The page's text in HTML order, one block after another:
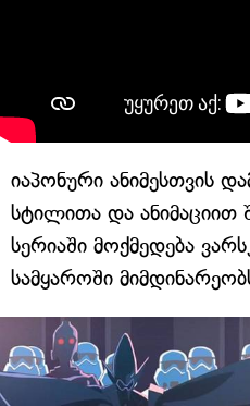
იაპონური ანიმესთვის
სტილითა და
სერიაში მოქმედება
სამყაროში